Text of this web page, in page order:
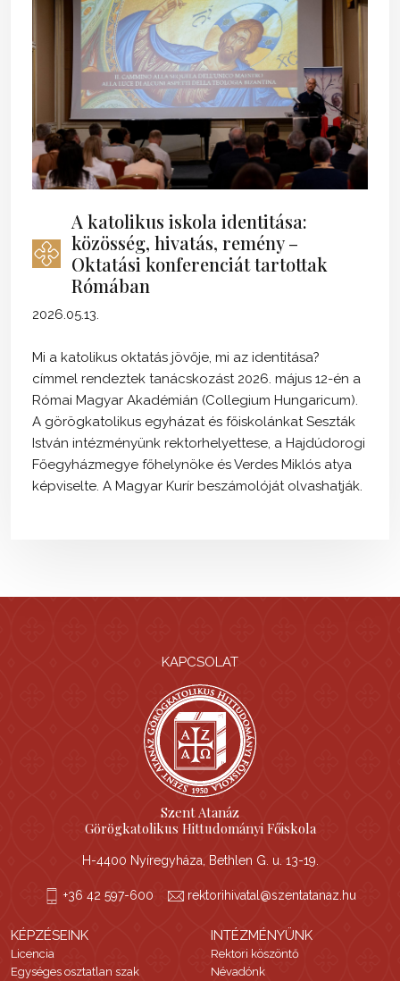
A katolikus iskola identitása:
közösség, hivatás, remény –
Oktatási konferenciát tartottak
Rómában
2026.05.13.
Mi a katolikus oktatás jövője, mi az identitása?
címmel rendeztek tanácskozást 2026. május 12-én a
Római Magyar Akadémián (Collegium Hungaricum).
A görögkatolikus egyházat és főiskolánkat Seszták
István intézményünk rektorhelyettese, a Hajdúdorogi
Főegyházmegye főhelynöke és Verdes Miklós atya
képviselte. A Magyar Kurír beszámolóját olvashatják.
KAPCSOLAT
Szent Atanáz
Görögkatolikus Hittudományi Főiskola
H-4400 Nyíregyháza, Bethlen G. u. 13-19.
+36 42 597-600 rektorihivatal@szentatanaz.hu
KÉPZÉSEINK
Licencia
Egységes osztatlan szak
INTÉZMÉNYÜNK
Rektori köszöntő
Névadónk